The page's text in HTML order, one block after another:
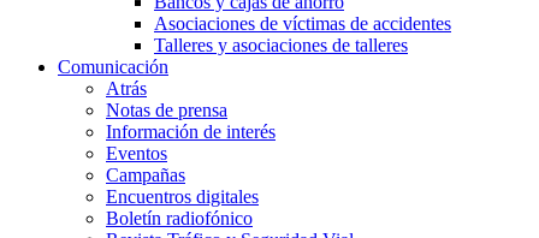
Asociaciones de víctimas de accidentes
Talleres y asociaciones de talleres
Comunicación
Atrás
Notas de prensa
Información de interés
Eventos
Campañas
Encuentros digitales
Boletín radiofónico